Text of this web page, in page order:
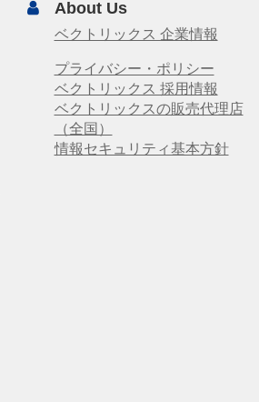
About Us
ベクトリックス 企業情報
プライバシー・ポリシー
ベクトリックス 採用情報
ベクトリックスの販売代理店
（全国）
情報セキュリティ基本方針